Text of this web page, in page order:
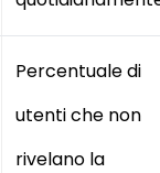
Percentuale di
utenti che non
rivelano la